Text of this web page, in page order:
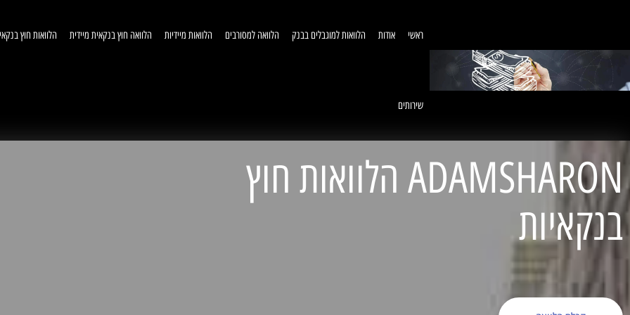
ראשי אודות הלוואות למוגבלים בבנק הלוואה למסורבים הלוואות מיידיות הלוואה חוץ בנקאית מיידית הלוואות חוץ
שירותים
ADAMSHARON הלוואות חוץ
בנקאיות